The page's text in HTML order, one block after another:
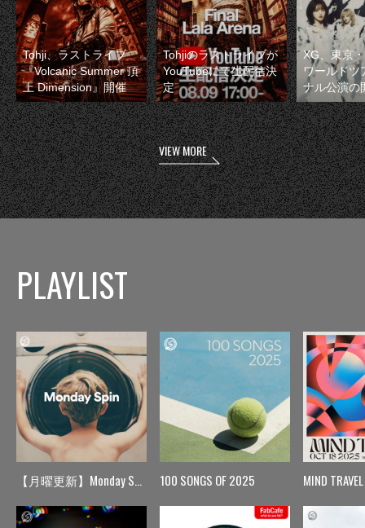
Tohji、ラストライブ
『Volcanic Summer 頂
上 Dimension』開催
Tohjiのラストライブが
YouTubeにて生配信決
定
XG、東京
ワールドツ
ナル公演の
VIEW MORE
PLAYLIST
【月曜更新】Monday Spin 100 SONGS OF 2025 MIND TRAVEL